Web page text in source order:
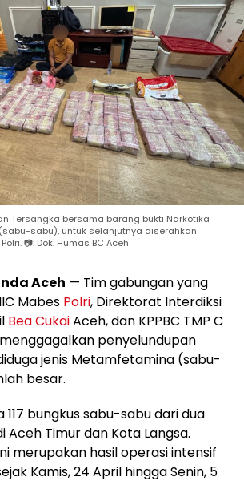
Tersangka bersama barang bukti Narkotika
sabu), untuk selanjutnya diserahkan
📷: Dok. Humas BC Aceh
Aceh — Tim gabungan yang
Mabes Polri, Direktorat Interdiksi
Bea CukaiAceh, dan KPPBC TMP C
penyelundupan
jenis Metamfetamina (sabu-
besar.
bungkus sabu-sabu dari dua
Aceh Timur dan Kota Langsa.
merupakan hasil operasi intensif
Kamis, 24 April hingga Senin, 5